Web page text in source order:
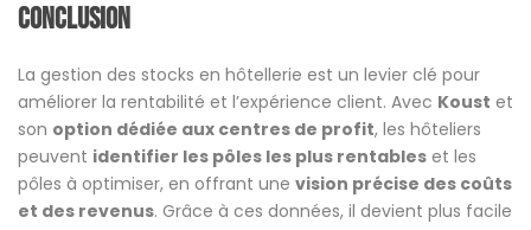
Conclusion
La gestion des stocks en hôtellerie est un levier clé pour
améliorer la rentabilité et l’expérience client. Avec Koust et
son option dédiée aux centres de profit, les hôteliers
peuvent identifier les pôles les plus rentables et les
pôles à optimiser, en offrant une vision précise des coûts
et des revenus. Grâce à ces données, il devient plus facile